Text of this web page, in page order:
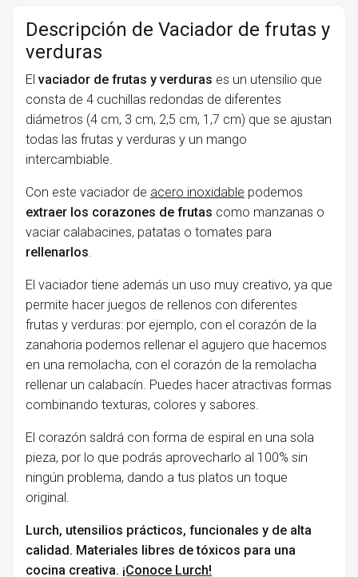
Descripción de Vaciador de frutas y
verduras
El vaciador de frutas y verduras es un utensilio que
consta de 4 cuchillas redondas de diferentes
diámetros (4 cm, 3 cm, 2,5 cm, 1,7 cm) que se ajustan
todas las frutas y verduras y un mango
intercambiable.
Con este vaciador de acero inoxidable podemos
extraer los corazones de frutas como manzanas o
vaciar calabacines, patatas o tomates para
rellenarlos.
El vaciador tiene además un uso muy creativo, ya que
permite hacer juegos de rellenos con diferentes
frutas y verduras: por ejemplo, con el corazón de la
zanahoria podemos rellenar el agujero que hacemos
en una remolacha, con el corazón de la remolacha
rellenar un calabacín. Puedes hacer atractivas formas
combinando texturas, colores y sabores.
El corazón saldrá con forma de espiral en una sola
pieza, por lo que podrás aprovecharlo al 100% sin
ningún problema, dando a tus platos un toque
original.
Lurch, utensilios prácticos, funcionales y de alta
calidad. Materiales libres de tóxicos para una
cocina creativa. ¡Conoce Lurch!